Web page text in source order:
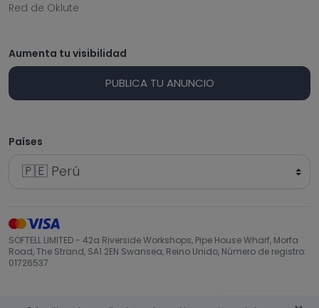
Red de Oklute
Aumenta tu visibilidad
PUBLICA TU ANUNCIO
Países
SOFTELL LIMITED - 42a Riverside Workshops, Pipe House Wharf, Morfa
Road, The Strand, SA1 2EN Swansea, Reino Unido, Número de registro:
01726537